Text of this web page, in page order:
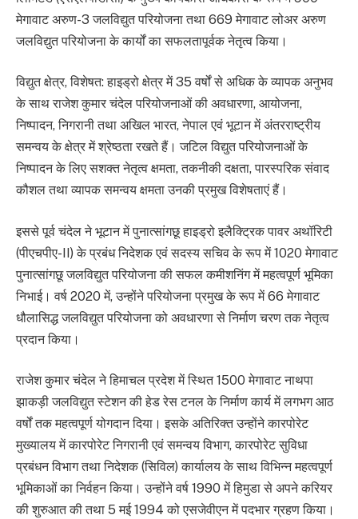
मेगावाट अरुण-3 जलविद्युत परियोजना तथा 669 मेगावाट लोअर अरुण
जलविद्युत परियोजना के कार्यों का सफलतापूर्वक नेतृत्व किया।
विद्युत क्षेत्र, विशेषत: हाइड्रो क्षेत्र में 35 वर्षों से अधिक के व्यापक अनुभव
के साथ राजेश कुमार चंदेल परियोजनाओं की अवधारणा, आयोजना,
निष्पादन, निगरानी तथा अखिल भारत, नेपाल एवं भूटान में अंतरराष्ट्रीय
समन्वय के क्षेत्र में श्रेष्ठता रखते हैं। जटिल विद्युत परियोजनाओं के
निष्पादन के लिए सशक्त नेतृत्व क्षमता, तकनीकी दक्षता, पारस्परिक संवाद
कौशल तथा व्यापक समन्वय क्षमता उनकी प्रमुख विशेषताएं हैं।
इससे पूर्व चंदेल ने भूटान में पुनात्सांगछू हाइड्रो इलैक्ट्रिक पावर अथॉरिटी
(पीएचपीए-II) के प्रबंध निदेशक एवं सदस्य सचिव के रूप में 1020 मेगावाट
पुनात्सांगछू जलविद्युत परियोजना की सफल कमीशनिंग में महत्वपूर्ण भूमिका
निभाई। वर्ष 2020 में, उन्होंने परियोजना प्रमुख के रूप में 66 मेगावाट
धौलासिद्ध जलविद्युत परियोजना को अवधारणा से निर्माण चरण तक नेतृत्व
प्रदान किया।
राजेश कुमार चंदेल ने हिमाचल प्रदेश में स्थित 1500 मेगावाट नाथपा
झाकड़ी जलविद्युत स्टेशन की हेड रेस टनल के निर्माण कार्य में लगभग आठ
वर्षों तक महत्वपूर्ण योगदान दिया। इसके अतिरिक्त उन्होंने कारपोरेट
मुख्यालय में कारपोरेट निगरानी एवं समन्वय विभाग, कारपोरेट सुविधा
प्रबंधन विभाग तथा निदेशक (सिविल) कार्यालय के साथ विभिन्न महत्वपूर्ण
भूमिकाओं का निर्वहन किया। उन्होंने वर्ष 1990 में हिमुडा से अपने करियर
की शुरुआत की तथा 5 मई 1994 को एसजेवीएन में पदभार ग्रहण किया।